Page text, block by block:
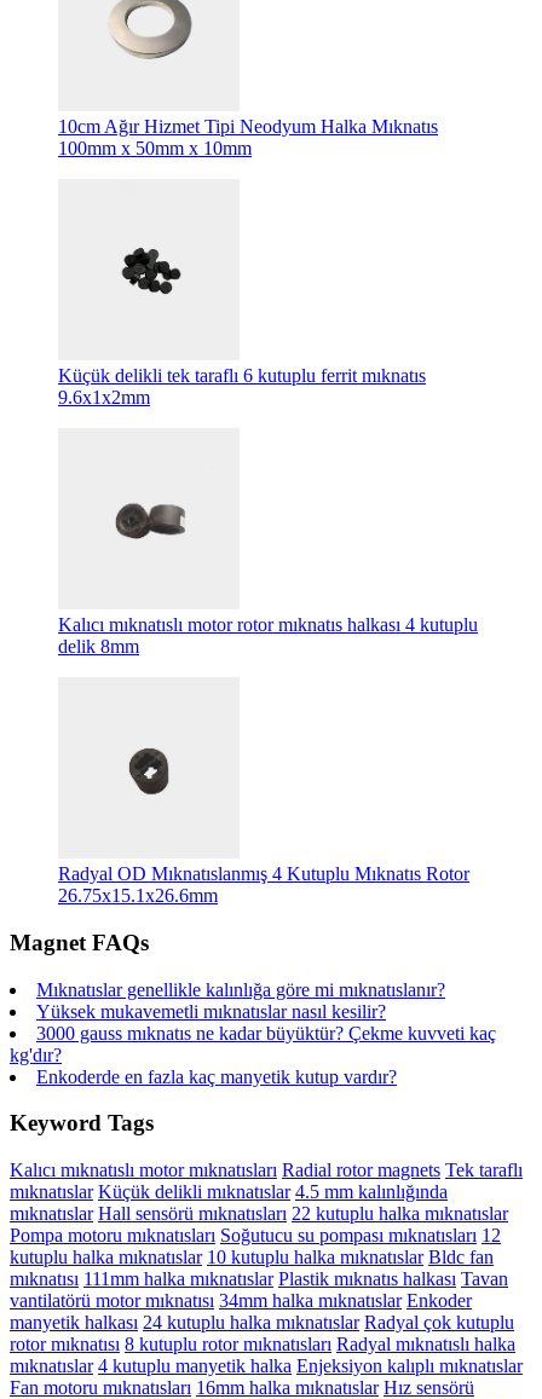
10cm Ağır Hizmet Tipi Neodyum Halka Mıknatıs
100mm x 50mm x 10mm
Küçük delikli tek taraflı 6 kutuplu ferrit mıknatıs
9.6x1x2mm
Kalıcı mıknatıslı motor rotor mıknatıs halkası 4 kutuplu
delik 8mm
Radyal OD Mıknatıslanmış 4 Kutuplu Mıknatıs Rotor
26.75x15.1x26.6mm
Magnet FAQs
Mıknatıslar genellikle kalınlığa göre mi mıknatıslanır?
Yüksek mukavemetli mıknatıslar nasıl kesilir?
3000 gauss mıknatıs ne kadar büyüktür? Çekme kuvveti kaç
kg'dır?
Enkoderde en fazla kaç manyetik kutup vardır?
Keyword Tags
Kalıcı mıknatıslı motor mıknatısları Radial rotor magnets Tek taraflı
mıknatıslar Küçük delikli mıknatıslar 4.5 mm kalınlığında
mıknatıslar Hall sensörü mıknatısları 22 kutuplu halka mıknatıslar
Pompa motoru mıknatısları Soğutucu su pompası mıknatısları 12
kutuplu halka mıknatıslar 10 kutuplu halka mıknatıslar Bldc fan
mıknatısı 111mm halka mıknatıslar Plastik mıknatıs halkası Tavan
vantilatörü motor mıknatısı 34mm halka mıknatıslar Enkoder
manyetik halkası 24 kutuplu halka mıknatıslar Radyal çok kutuplu
rotor mıknatısı 8 kutuplu rotor mıknatısları Radyal mıknatıslı halka
mıknatıslar 4 kutuplu manyetik halka Enjeksiyon kalıplı mıknatıslar
Fan motoru mıknatısları 16mm halka mıknatıslar Hız sensörü